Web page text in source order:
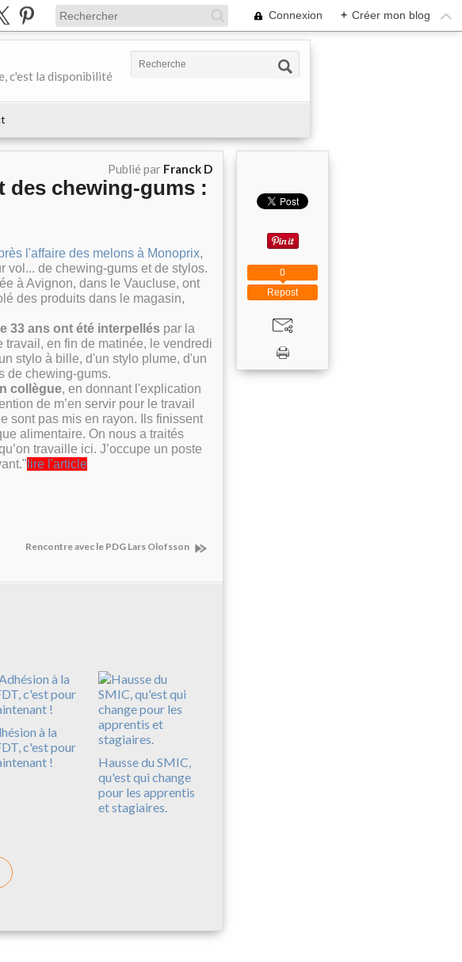
Connexion + Créer mon blog
c'est la disponibilité
Publié par Franck D
des chewing-gums :
l'affaire des melons à Monoprix,
vol... de chewing-gums et de stylos.
à Avignon, dans le Vaucluse, ont
des produits dans le magasin,
33 ans ont été interpellés par la
en fin de matinée, le vendredi
stylo à bille, d'un stylo plume, d'un
de chewing-gums.
collègue, en donnant l'explication
de m’en servir pour le travail
sont pas mis en rayon. Ils finissent
alimentaire. On nous a traités
travaille ici. J’occupe un poste
lire l'article
Rencontre avec le PDG Lars Olofsson
à la
c'est pour
!
Hausse du SMIC,
qu'est qui change
pour les apprentis
et stagiaires.
Repost
0